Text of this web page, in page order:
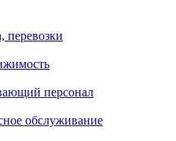
перевозки
персонал
обслуживание